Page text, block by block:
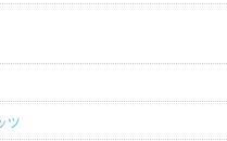
ツ